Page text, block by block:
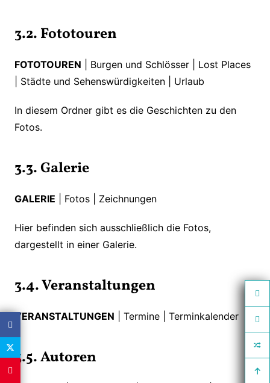
3.2. Fototouren
FOTOTOUREN | Burgen und Schlösser | Lost Places
| Städte und Sehenswürdigkeiten | Urlaub
In diesem Ordner gibt es die Geschichten zu den
Fotos.
3.3. Galerie
GALERIE | Fotos | Zeichnungen
Hier befinden sich ausschließlich die Fotos,
dargestellt in einer Galerie.
3.4. Veranstaltungen
VERANSTALTUNGEN | Termine | Terminkalender
3.5. Autoren